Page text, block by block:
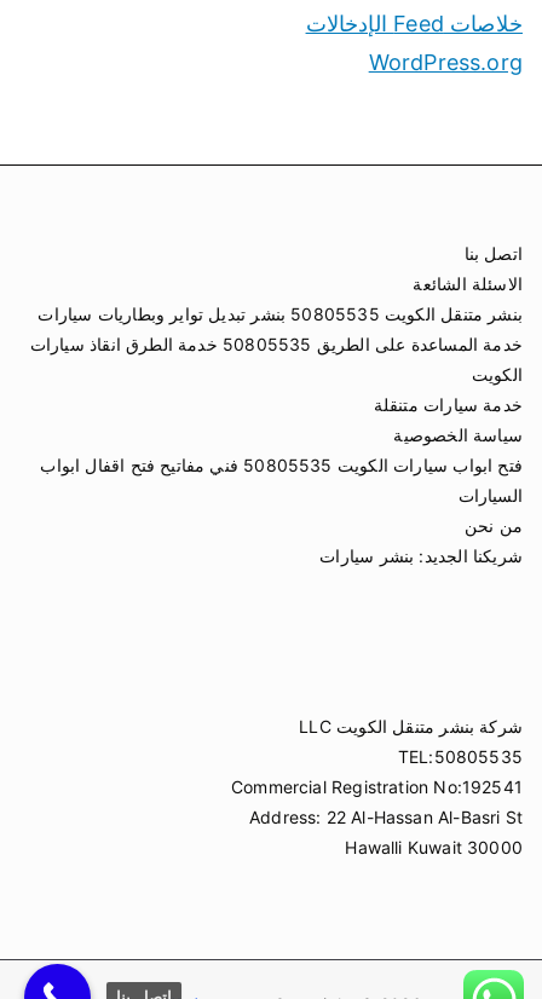
خلاصات Feed الإدخالات
WordPress.org
اتصل بنا
الاسئلة الشائعة
بنشر متنقل الكويت 50805535 بنشر تبديل تواير وبطاريات سيارات
خدمة المساعدة على الطريق 50805535 خدمة الطرق انقاذ سيارات
الكويت
خدمة سيارات متنقلة
سياسة الخصوصية
فتح ابواب سيارات الكويت 50805535 فني مفاتيح فتح اقفال ابواب
السيارات
من نحن
شريكنا الجديد: بنشر سيارات
شركة بنشر متنقل الكويت LLC
TEL:50805535
Commercial Registration No:192541
Address: 22 Al-Hassan Al-Basri St
Hawalli Kuwait 30000